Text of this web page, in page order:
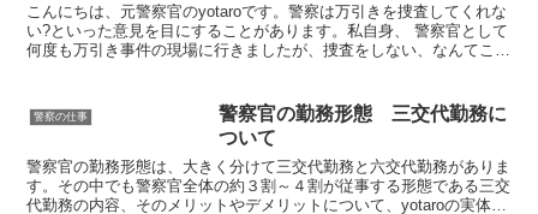
こんにちは、元警察官のyotaroです。警察は万引きを捜査してくれな
い?といった意見を目にすることがあります。私自身、 警察官として
何度も万引き事件の現場に行きましたが、捜査をしない、なんてこと
警察の仕事
警察官の勤務形態 三交代勤務に
ついて
警察官の勤務形態は、大きく分けて三交代勤務と六交代勤務がありま
す。その中でも警察官全体の約３割～４割が従事する形態である三交
代勤務の内容、そのメリットやデメリットについて、yotaroの実体験